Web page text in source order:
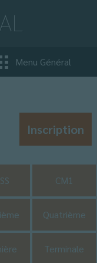
Menu Général
Inscription
CM1
Quatrième
Terminale